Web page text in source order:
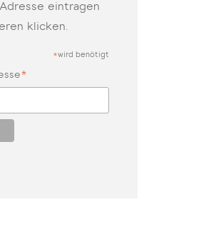
eintragen
klicken.
*wird benötigt
*